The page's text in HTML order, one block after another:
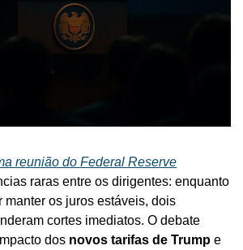
reunião do Federal Reserve
raras entre os dirigentes: enquanto
manter os juros estáveis, dois
cortes imediatos. O debate
dos novos tarifas de Trump e